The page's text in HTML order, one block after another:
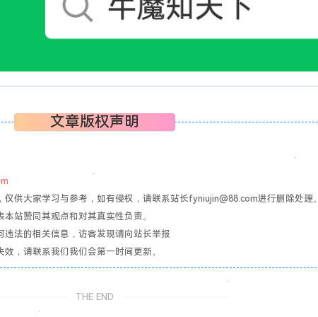
文章版权声明
供大家学习与参考，如有侵权，请联系站长fyniujin@88.com进行删除处理。
站赞同其观点和对其真实性负责。
法的相关信息，访客发现请向站长举报
，请联系我们我们会第一时间更新。
THE END